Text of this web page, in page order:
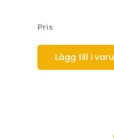
Pris
Lägg till i